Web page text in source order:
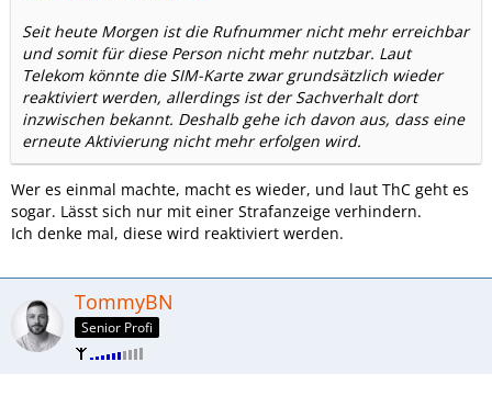
Seit heute Morgen ist die Rufnummer nicht mehr erreichbar
und somit für diese Person nicht mehr nutzbar. Laut
Telekom könnte die SIM-Karte zwar grundsätzlich wieder
reaktiviert werden, allerdings ist der Sachverhalt dort
inzwischen bekannt. Deshalb gehe ich davon aus, dass eine
erneute Aktivierung nicht mehr erfolgen wird.
Wer es einmal machte, macht es wieder, und laut ThC geht es
sogar. Lässt sich nur mit einer Strafanzeige verhindern.
Ich denke mal, diese wird reaktiviert werden.
TommyBN
Senior Profi